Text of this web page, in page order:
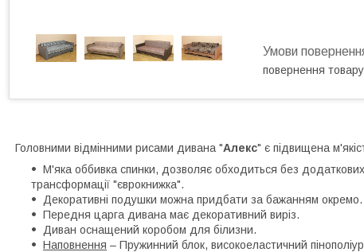
повернення
Головними відмінними рисами дивана "Алекс" є підвищена
М'яка оббивка спинки, дозволяє обходиться без
трансформації "єврокнижка".
Декоративні подушки можна придбати за бажанням окремо.
Передня царга дивана має декоративний виріз.
Диван оснащений коробом для білизни.
Наповнення – Пружинний блок, високоеластичний